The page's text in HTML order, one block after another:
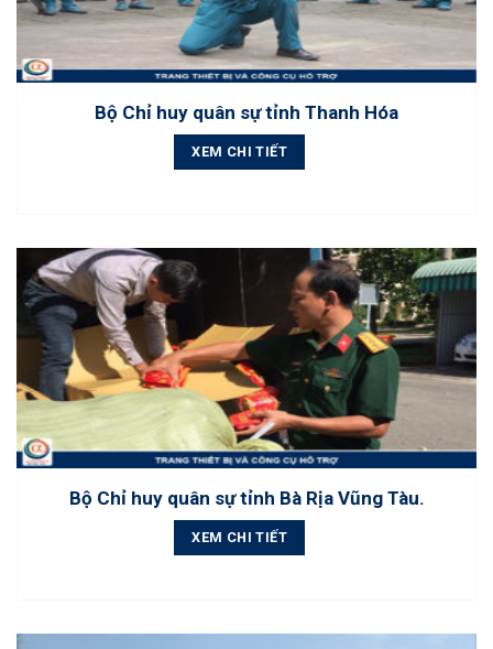
Bộ Chỉ huy quân sự tỉnh Thanh Hóa
XEM CHI TIẾT
Bộ Chỉ huy quân sự tỉnh Bà Rịa Vũng Tàu.
XEM CHI TIẾT